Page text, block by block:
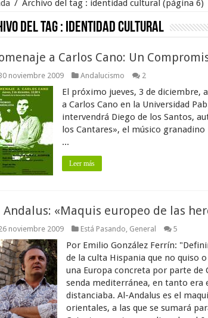
/ Archivo del tag : identidad cultural (página 6)
del tag : identidad cultural
a Carlos Cano: Un
noviembre 2009 Andalucismo 2
El próximo jueves, 3 de diciembre,
a Carlos Cano en la Universidad
intervendrá Diego de los Santos,
los Cantares», el músico
...
Leer más
Andalus: «Maquis europeo de las
noviembre 2009 Está Pasando, General 5
Por Emilio González Ferrín:
de la culta Hispania que no quiso
una Europa concreta por parte
senda mediterránea, en tanto era
distanciaba. Al-Andalus es el
orientales, a las que se sumará